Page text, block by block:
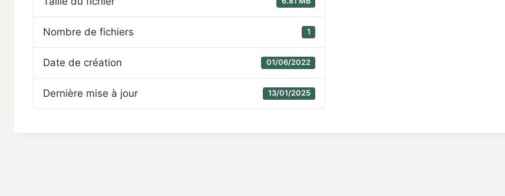
Nombre de fichiers 1
Date de création 01/06/2022
Dernière mise à jour 13/01/2025